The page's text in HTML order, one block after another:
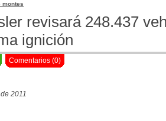
montes
revisará 248.437
ignición
Comentarios (0)
2011